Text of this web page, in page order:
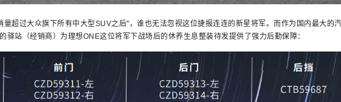
过大众旗下所有中大型SUV之后"，谁也无法忽视这位捷报连连的新星将军。而作为国内最大的
驿站（经销商）为理想ONE这位将军下战场后的休养生息整装待发提供了强力后勤保障：